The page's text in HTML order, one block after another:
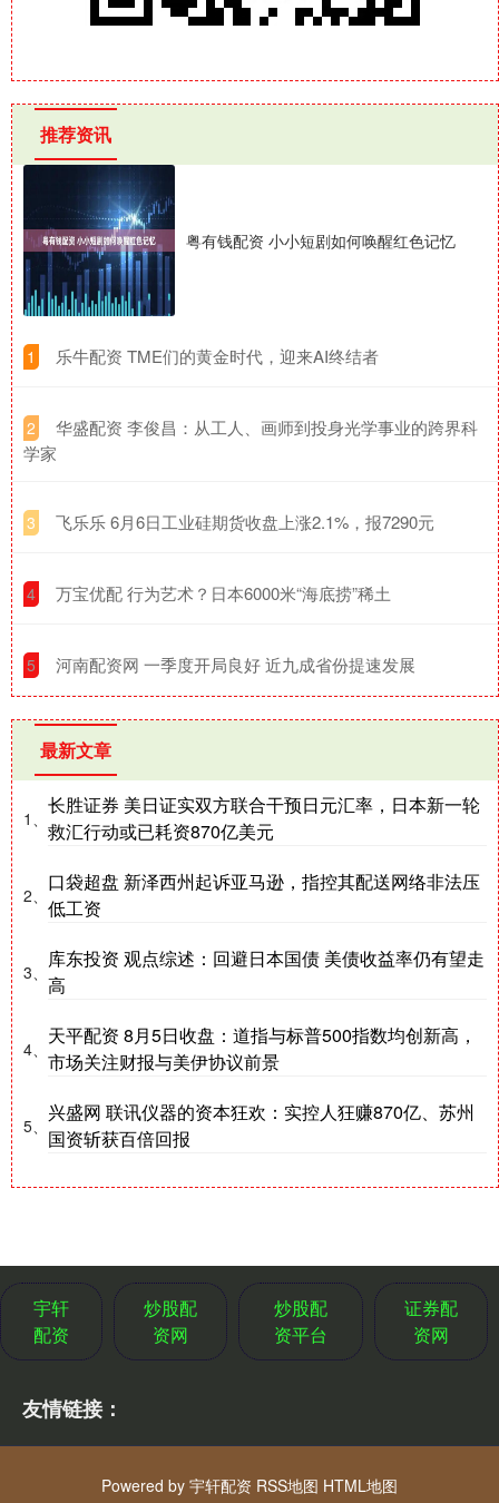
推荐资讯
粤有钱配资 小小短剧如何唤醒红色记忆
1 ​乐牛配资 TME们的黄金时代，迎来AI终结者
2
​华盛配资 李俊昌：从工人、画师到投身光学事业的跨界科
学家
3 ​飞乐乐 6月6日工业硅期货收盘上涨2.1%，报7290元
4 ​万宝优配 行为艺术？日本6000米“海底捞”稀土
5 ​河南配资网 一季度开局良好 近九成省份提速发展
最新文章
1、
长胜证券 美日证实双方联合干预日元汇率，日本新一轮
救汇行动或已耗资870亿美元
2、
口袋超盘 新泽西州起诉亚马逊，指控其配送网络非法压
低工资
3、
库东投资 观点综述：回避日本国债 美债收益率仍有望走
高
4、
天平配资 8月5日收盘：道指与标普500指数均创新高，
市场关注财报与美伊协议前景
5、
兴盛网 联讯仪器的资本狂欢：实控人狂赚870亿、苏州
国资斩获百倍回报
宇轩
配资
炒股配
资网
炒股配
资平台
证券配
资网
友情链接：
Powered by 宇轩配资 RSS地图 HTML地图